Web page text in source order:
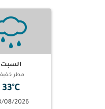
السبت
مطر
33°C
08/2026